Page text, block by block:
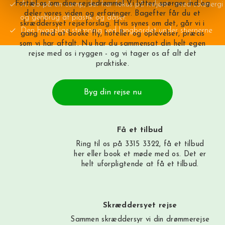
At bo på en camp, der har fokus på miljøet - med solenergi
og genbrug af plastik og dåser.
Den hyggelige stemning ved langbordet under stjernerne
Fortæl os om dine rejsedrømme! Vi lytter, spørger ind og
deler vores viden og erfaringer. Bagefter får du et
skræddersyet rejseforslag. Hvis synes om det, går vi i
gang med at booke fly, hoteller og oplevelser, præcis
som vi har aftalt. Nu har du sammensat din helt egen
rejse med os i ryggen - og vi tager os af alt det
praktiske.
Byg din rejse nu
Få et tilbud
Ring til os på 3315 3322, få et tilbud
her eller book et møde med os. Det er
helt uforpligtende at få et tilbud.
Skræddersyet rejse
Sammen skræddersyr vi din drømmerejse